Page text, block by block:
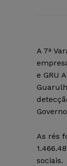
A 7ª
e GRU
As rés
sociais.